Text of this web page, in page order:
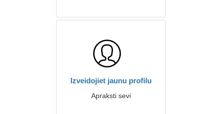
Izveidojiet jaunu profilu
Apraksti sevi